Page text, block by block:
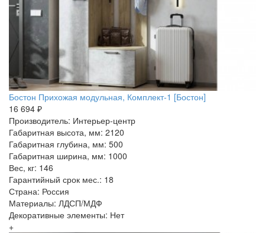
Бостон Прихожая модульная, Комплект-1 [Бостон]
16 694 ₽
Производитель: Интерьер-центр
Габаритная высота, мм: 2120
Габаритная глубина, мм: 500
Габаритная ширина, мм: 1000
Вес, кг: 146
Гарантийный срок мес.: 18
Страна: Россия
Материалы: ЛДСП/МДФ
Декоративные элементы: Нет
+